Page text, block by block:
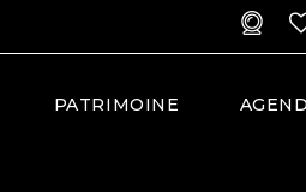
PATRIMOINE